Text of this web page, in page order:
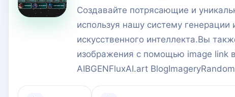
Создавайте потрясающие и
используя нашу систему
искусственного интеллекта.Вы
изображения с помощью image link
AIBGENFluxAI.art